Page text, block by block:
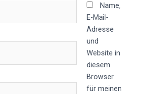
Name,
E-Mail-
Adresse
und
Website in
diesem
Browser
für meinen